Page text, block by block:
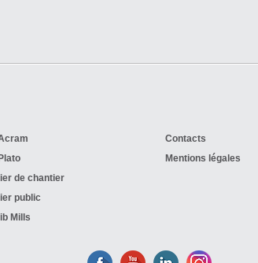
de chantier
public
Mills
Contacts
Mentions légales